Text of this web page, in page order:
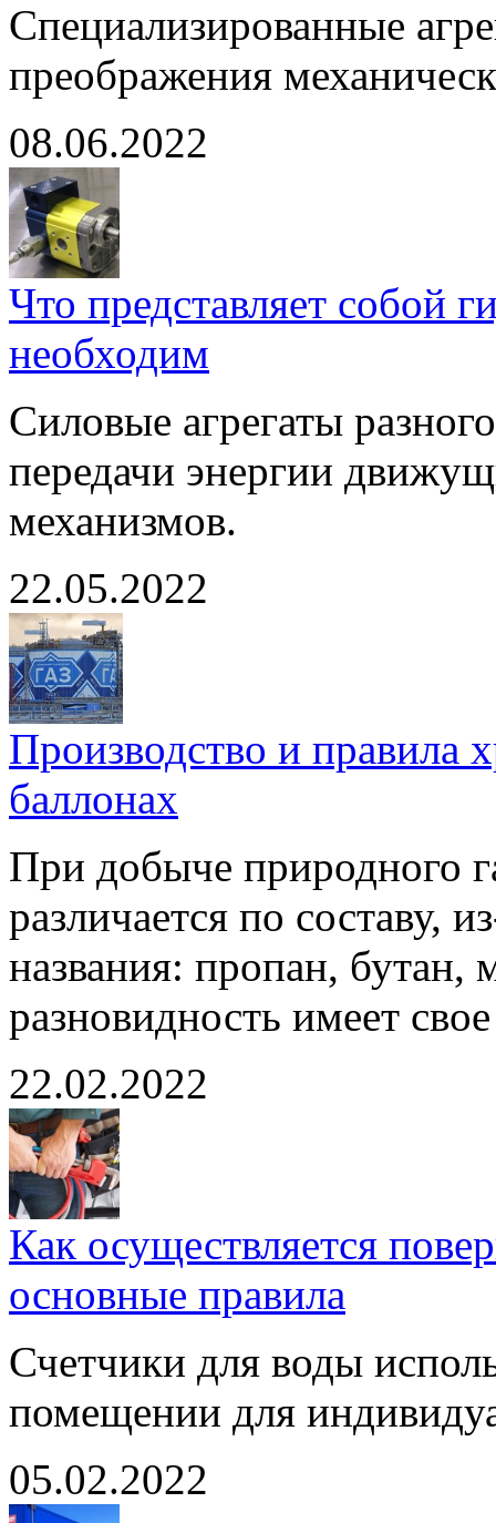
Специализированные
преображения
08.06.2022
Что представляет собой
необходим
Силовые агрегаты
передачи энергии
механизмов.
22.05.2022
Производство и правила
баллонах
При добыче природного
различается по составу,
названия: пропан, бутан,
разновидность имеет
22.02.2022
Как осуществляется
основные правила
Счетчики для воды
помещении для
05.02.2022